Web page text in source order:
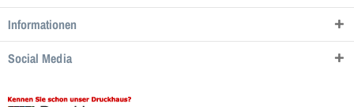
Informationen
Social Media